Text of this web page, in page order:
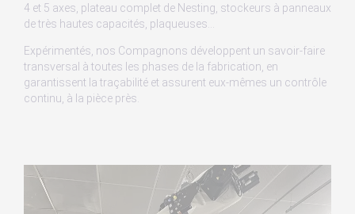
4 et 5 axes, plateau complet de Nesting, stockeurs à panneaux
de très hautes capacités, plaqueuses…
Expérimentés, nos Compagnons développent un savoir-faire
transversal à toutes les phases de la fabrication, en
garantissent la traçabilité et assurent eux-mêmes un contrôle
continu, à la pièce près.